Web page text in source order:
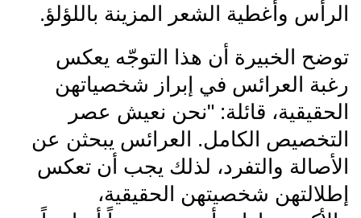
الرأس وأغطية الشعر المزينة باللؤلؤ.
توضح الخبيرة أن هذا التوجّه يعكس
رغبة العرائس في إبراز شخصياتهن
الحقيقية، قائلة: "نحن نعيش عصر
التخصيص الكامل. العرائس يبحثن عن
الأصالة والتفرد، لذلك يجب أن تعكس
إطلالتهن شخصيتهن الحقيقية،